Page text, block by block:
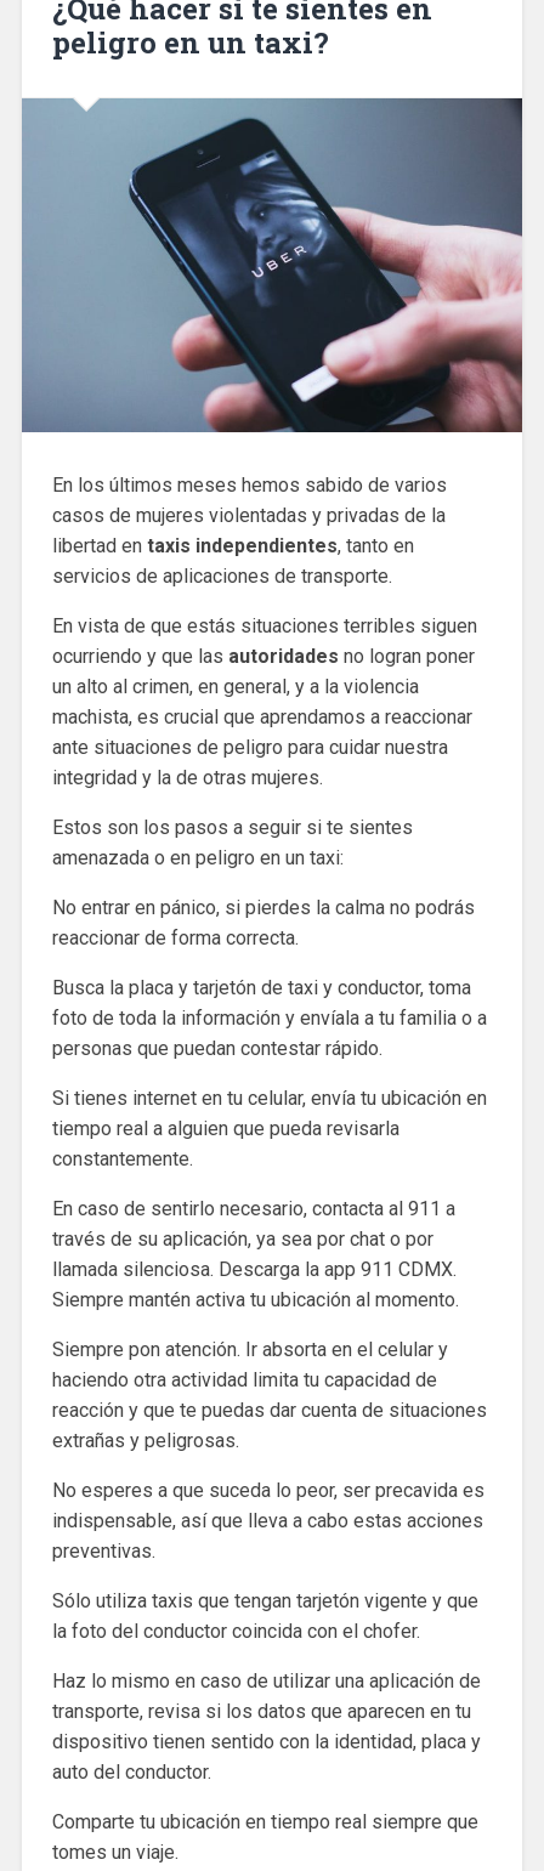
¿Qué hacer si te sientes en
peligro en un taxi?
En los últimos meses hemos sabido de varios
casos de mujeres violentadas y privadas de la
libertad entaxis independientes, tanto en
servicios de aplicaciones de transporte.
En vista de que estás situaciones terribles siguen
ocurriendo y que las autoridades no logran poner
un alto al crimen, en general, y a la violencia
machista, es crucial que aprendamos a reaccionar
ante situaciones de peligro para cuidar nuestra
integridad y la de otras mujeres.
Estos son los pasos a seguir si te sientes
amenazada o en peligro en un taxi:
No entrar en pánico, si pierdes la calma no podrás
reaccionar de forma correcta.
Busca la placa y tarjetón de taxi y conductor, toma
foto de toda la información y envíala a tu familia o a
personas que puedan contestar rápido.
Si tienes internet en tu celular, envía tu ubicación en
tiempo real a alguien que pueda revisarla
constantemente.
En caso de sentirlo necesario, contacta al 911 a
través de su aplicación, ya sea por chat o por
llamada silenciosa. Descarga la app 911 CDMX.
Siempre mantén activa tu ubicación al momento.
Siempre pon atención. Ir absorta en el celular y
haciendo otra actividad limita tu capacidad de
reacción y que te puedas dar cuenta de situaciones
extrañas y peligrosas.
No esperes a que suceda lo peor, ser precavida es
indispensable, así que lleva a cabo estas acciones
preventivas.
Sólo utiliza taxis que tengan tarjetón vigente y que
la foto del conductor coincida con el chofer.
Haz lo mismo en caso de utilizar una aplicación de
transporte, revisa si los datos que aparecen en tu
dispositivo tienen sentido con la identidad, placa y
auto del conductor.
Comparte tu ubicación en tiempo real siempre que
tomes un viaje.